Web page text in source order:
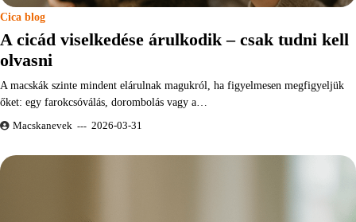
Cica blog
A cicád viselkedése árulkodik – csak tudni kell
olvasni
A macskák szinte mindent elárulnak magukról, ha figyelmesen megfigyeljük
őket: egy farokcsóválás, dorombolás vagy a…
Macskanevek 2026-03-31